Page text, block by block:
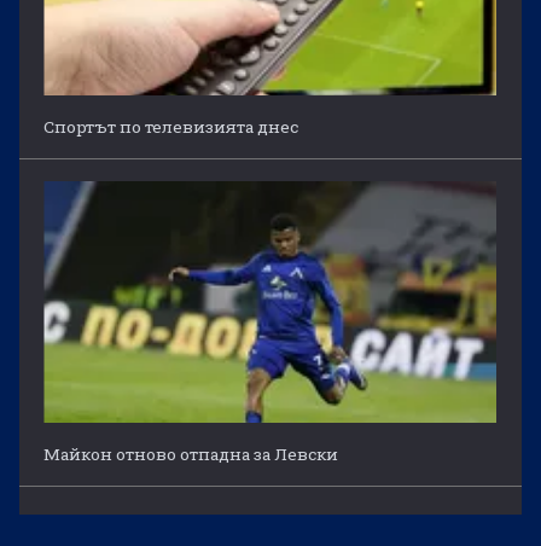
Спортът по телевизията днес
Майкон отново отпадна за Левски